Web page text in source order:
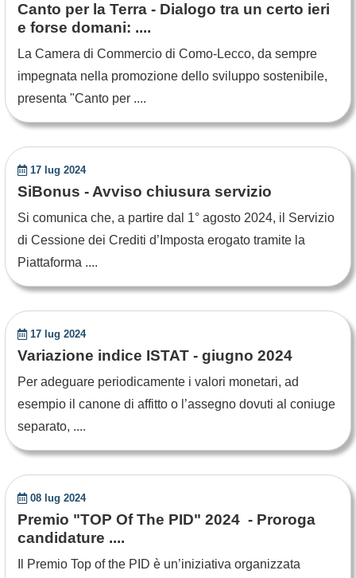
Canto per la Terra - Dialogo tra un certo ieri
e forse domani: ....
La Camera di Commercio di Como-Lecco, da sempre
impegnata nella promozione dello sviluppo sostenibile,
presenta "Canto per ....
17 lug 2024
SiBonus - Avviso chiusura servizio
Si comunica che, a partire dal 1° agosto 2024, il Servizio
di Cessione dei Crediti d’Imposta erogato tramite la
Piattaforma ....
17 lug 2024
Variazione indice ISTAT - giugno 2024
Per adeguare periodicamente i valori monetari, ad
esempio il canone di affitto o l’assegno dovuti al coniuge
separato, ....
08 lug 2024
Premio "TOP Of The PID" 2024 - Proroga
candidature ....
Il Premio Top of the PID è un’iniziativa organizzata